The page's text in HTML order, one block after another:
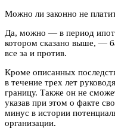
Можно ли законно не
Да, можно — в период
котором сказано выше, —
все за и против.
Кроме описанных
в течение трех лет
границу. Также он не
указав при этом о факте
минус в истории
организации.